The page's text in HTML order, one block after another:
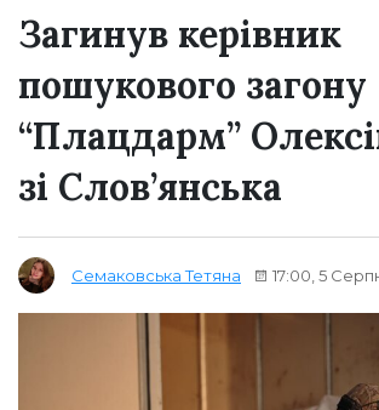
Загинув керівник
пошукового загону
“Плацдарм”
зі Слов’янська
Семаковська Тетяна 17:00, 5